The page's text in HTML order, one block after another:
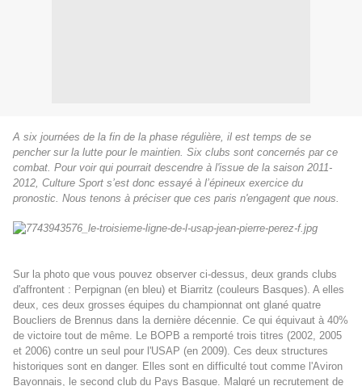
A six journées de la fin de la phase régulière, il est temps de se
pencher sur la lutte pour le maintien. Six clubs sont concernés par ce
combat. Pour voir qui pourrait descendre à l'issue de la saison 2011-
2012, Culture Sport s’est donc essayé à l’épineux exercice du
pronostic. Nous tenons à préciser que ces paris n'engagent que nous.
Sur la photo que vous pouvez observer ci-dessus, deux grands clubs
d'affrontent : Perpignan (en bleu) et Biarritz (couleurs Basques). A elles
deux, ces deux grosses équipes du championnat ont glané quatre
Boucliers de Brennus dans la dernière décennie. Ce qui équivaut à 40%
de victoire tout de même. Le BOPB a remporté trois titres (2002, 2005
et 2006) contre un seul pour l'USAP (en 2009). Ces deux structures
historiques sont en danger. Elles sont en difficulté tout comme l'Aviron
Bayonnais, le second club du Pays Basque. Malgré un recrutement de